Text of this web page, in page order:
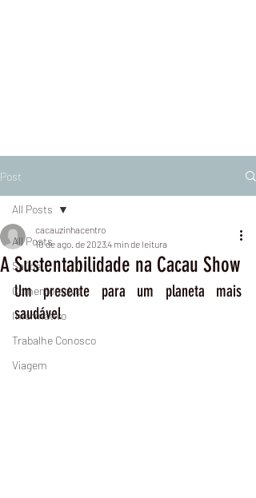
Post
All Posts
Saúde
Comemorativo
Informativo
Trabalhe Conosco
Viagem
All Posts
A Sustentabilidade na Cacau Show
cacauzinhacentro
10 de ago. de 20234 min de leitura
Um presente para um planeta mais
saudável